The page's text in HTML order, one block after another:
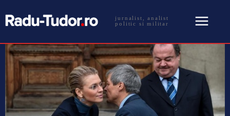
jurnalist, analist
politic si militar